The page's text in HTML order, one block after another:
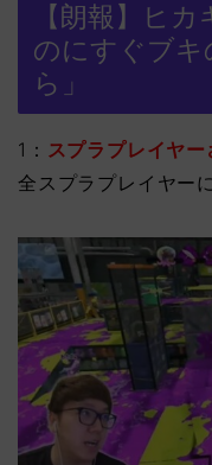
【朗報】ヒ
のにすぐブ
ら」
1： スプラプレイヤー
全スプラプレイヤー